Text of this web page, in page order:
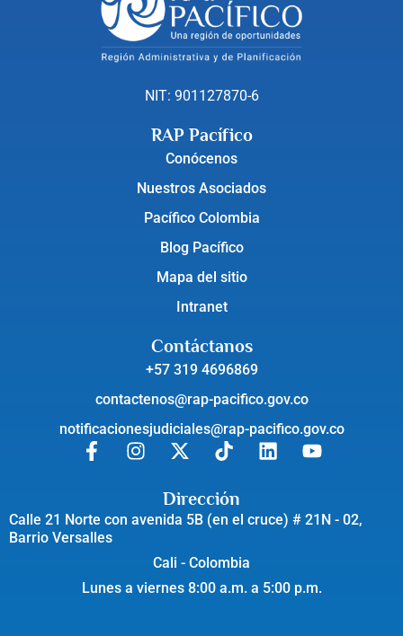
NIT: 901127870-6
RAP Pacífico
Conócenos
Nuestros Asociados
Pacífico Colombia
Blog Pacífico
Mapa del sitio
Intranet
Contáctanos
+57 319 4696869
contactenos@rap-pacifico.gov.co
notificacionesjudiciales@rap-pacifico.gov.co
Dirección
Calle 21 Norte con avenida 5B (en el cruce) # 21N - 02,
Barrio Versalles
Cali - Colombia
Lunes a viernes 8:00 a.m. a 5:00 p.m.